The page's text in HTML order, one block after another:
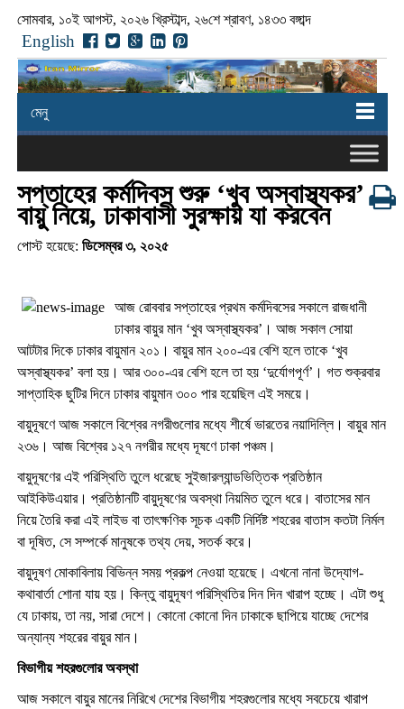
সোমবার, ১০ই আগস্ট, ২০২৬ খ্রিস্টাব্দ, ২৬শে শ্রাবণ, ১৪৩৩ বঙ্গাব্দ
English
মেনু
সপ্তাহের কর্মদিবস শুরু ‘খুব অস্বাস্থ্যকর’
বায়ু নিয়ে, ঢাকাবাসী সুরক্ষায় যা করবেন
পোস্ট হয়েছে: ডিসেম্বর ৩, ২০২৫
আজ রোববার সপ্তাহের প্রথম কর্মদিবসের সকালে রাজধানী
ঢাকার বায়ুর মান ‘খুব অস্বাস্থ্যকর’। আজ সকাল সোয়া
আটটার দিকে ঢাকার বায়ুমান ২০১। বায়ুর মান ২০০-এর বেশি হলে তাকে ‘খুব
অস্বাস্থ্যকর’ বলা হয়। আর ৩০০-এর বেশি হলে তা হয় ‘দুর্যোগপূর্ণ’। গত শুক্রবার
সাপ্তাহিক ছুটির দিনে ঢাকার বায়ুমান ৩০০ পার হয়েছিল এই সময়ে।
বায়ুদূষণে আজ সকালে বিশ্বের নগরীগুলোর মধ্যে শীর্ষে ভারতের নয়াদিল্লি। বায়ুর মান
২৩৬। আজ বিশ্বের ১২৭ নগরীর মধ্যে দূষণে ঢাকা পঞ্চম।
বায়ুদূষণের এই পরিস্থিতি তুলে ধরেছে সুইজারল্যান্ডভিত্তিক প্রতিষ্ঠান
আইকিউএয়ার। প্রতিষ্ঠানটি বায়ুদূষণের অবস্থা নিয়মিত তুলে ধরে। বাতাসের মান
নিয়ে তৈরি করা এই লাইভ বা তাৎক্ষণিক সূচক একটি নির্দিষ্ট শহরের বাতাস কতটা নির্মল
বা দূষিত, সে সম্পর্কে মানুষকে তথ্য দেয়, সতর্ক করে।
বায়ুদূষণ মোকাবিলায় বিভিন্ন সময় প্রকল্প নেওয়া হয়েছে। এখনো নানা উদ্যোগ-
কথাবার্তা শোনা যায় হয়। কিন্তু বায়ুদূষণ পরিস্থিতির দিন দিন খারাপ হচ্ছে। এটা শুধু
যে ঢাকায়, তা নয়, সারা দেশে। কোনো কোনো দিন ঢাকাকে ছাপিয়ে যাচ্ছে দেশের
অন্যান্য শহরের বায়ুর মান।
বিভাগীয় শহরগুলোর অবস্থা
আজ সকালে বায়ুর মানের নিরিখে দেশের বিভাগীয় শহরগুলোর মধ্যে সবচেয়ে খারাপ